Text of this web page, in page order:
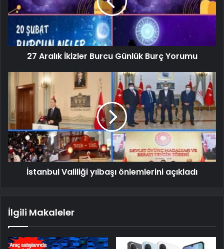
27 Aralık İkizler Burcu Günlük Burç Yorumu
İstanbul Valiliği yılbaşı önlemlerini açıkladı
İlgili Makaleler